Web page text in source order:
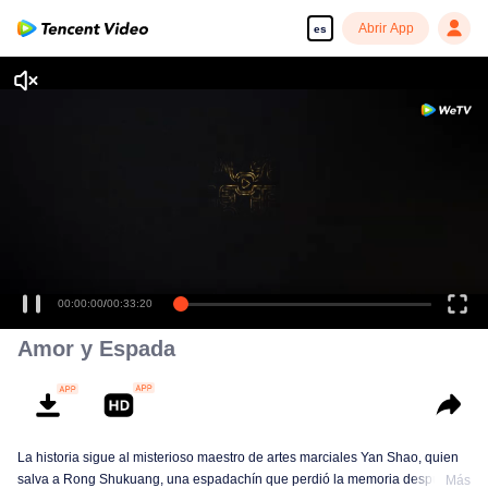
es Abrir App
00:00:00/00:33:20
Amor y Espada
La historia sigue al misterioso maestro de artes marciales Yan Shao, quien
salva a Rong Shukuang, una espadachín que perdió la memoria despuésMás